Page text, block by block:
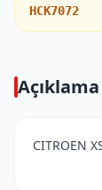
HCK7072
Açıklama
CITROEN